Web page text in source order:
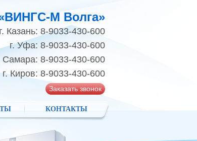
М Волга»
г. Казань: 8-9033-430-600
г. Уфа: 8-9033-430-600
Самара: 8-9033-430-600
г. Киров: 8-9033-430-600
Заказать звонок
КОНТАКТЫ